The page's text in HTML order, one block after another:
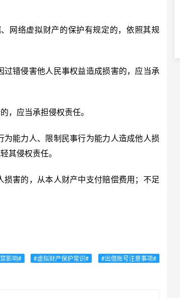
络虚拟财产的保护有规定的，依照其规
错侵害他人民事权益造成损害的，应当承
应当承担侵权责任。
能力人、限制民事行为能力人造成他人损
其侵权责任。
害的，从本人财产中支付赔偿费用；不足
影响# #虚拟财产保护常识#
#出借账号注意事项#